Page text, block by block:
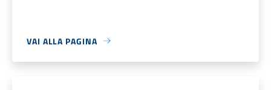
VAI ALLA PAGINA